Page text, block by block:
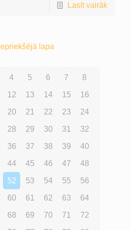
Lasīt vairāk
Iepriekšējā lapa
4 5 6 7 8
12 13 14 15 16
20 21 22 23 24
28 29 30 31 32
36 37 38 39 40
44 45 46 47 48
52 53 54 55 56
60 61 62 63 64
68 69 70 71 72